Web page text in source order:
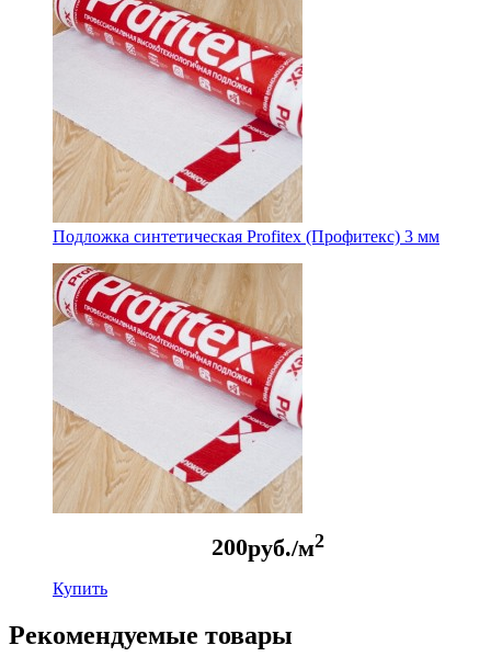
Подложка синтетическая Profitex (Профитекс) 3 мм
200руб./м2
Купить
Рекомендуемые товары